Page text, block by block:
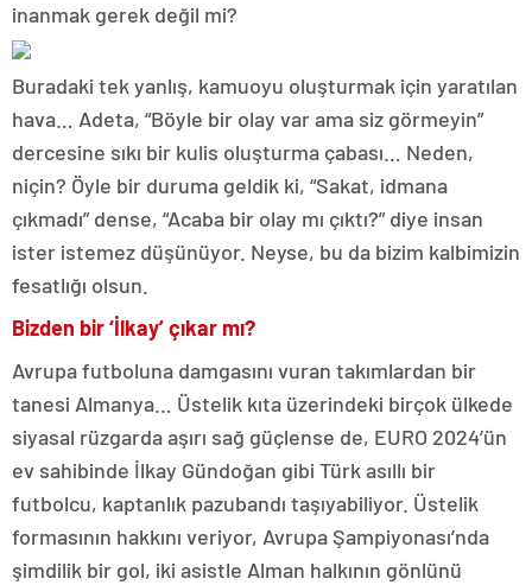
inanmak gerek değil mi?
Buradaki tek yanlış, kamuoyu oluşturmak için yaratılan
hava… Adeta, “Böyle bir olay var ama siz görmeyin”
dercesine sıkı bir kulis oluşturma çabası… Neden,
niçin? Öyle bir duruma geldik ki, “Sakat, idmana
çıkmadı” dense, “Acaba bir olay mı çıktı?” diye insan
ister istemez düşünüyor. Neyse, bu da bizim kalbimizin
fesatlığı olsun.
Bizden bir ‘İlkay’ çıkar mı?
Avrupa futboluna damgasını vuran takımlardan bir
tanesi Almanya… Üstelik kıta üzerindeki birçok ülkede
siyasal rüzgarda aşırı sağ güçlense de, EURO 2024’ün
ev sahibinde İlkay Gündoğan gibi Türk asıllı bir
futbolcu, kaptanlık pazubandı taşıyabiliyor. Üstelik
formasının hakkını veriyor, Avrupa Şampiyonası’nda
şimdilik bir gol, iki asistle Alman halkının gönlünü